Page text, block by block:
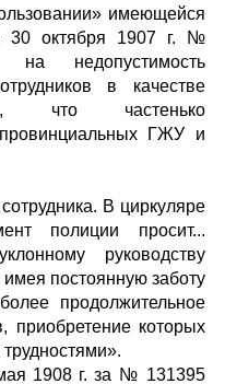
имеющейся
30 октября 1907 г. №
недопустимость
в качестве
что частенько
ГЖУ и
В циркуляре
полиции просит...
руководству
постоянную заботу
продолжительное
приобретение которых
г. за № 131395